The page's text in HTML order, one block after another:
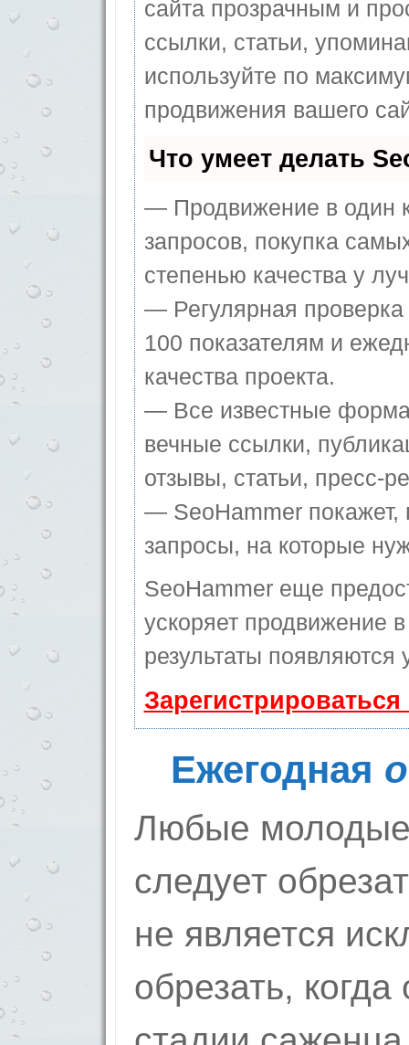
сайта прозрачным и
ссылки, статьи,
используйте по
продвижения вашего
Что умеет делать
— Продвижение в один
запросов, покупка
степенью качества у
— Регулярная
100 показателям и
качества проекта.
— Все известные
вечные ссылки,
отзывы, статьи, пресс-
— SeoHammer покажет,
запросы, на которые
SeoHammer еще
ускоряет продвижение
результаты
Ежегодная
Любые
следует
не является
обрезать,